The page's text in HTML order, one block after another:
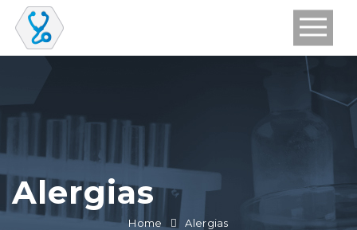
Alergias
Home Alergias